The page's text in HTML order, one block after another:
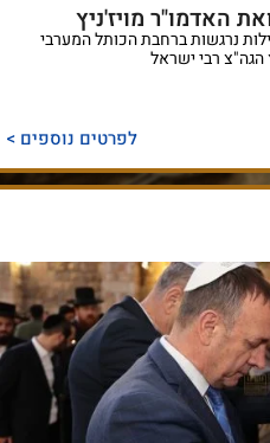
האדמו"ר מויז'ניץ
נרגשות ברחבת הכותל המערבי
רבי ישראל
לפרטים נוספים >